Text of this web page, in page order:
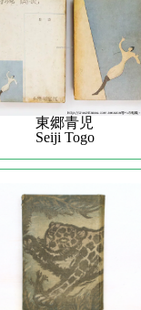
東郷青児
Seiji Togo